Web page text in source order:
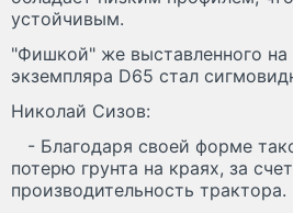
устойчивым.
"Фишкой" же выставленного на
экземпляра D65 стал
Николай Сизов:
- Благодаря своей форме
потерю грунта на краях, за
производительность трактора.